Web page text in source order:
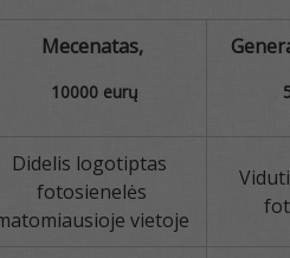
Mecenatas,
10000 eurų
Didelis logotiptas
fotosienelės
vietoje